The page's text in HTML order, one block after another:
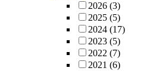
2026 (3)
2025 (5)
2024 (17)
2023 (5)
2022 (7)
2021 (6)